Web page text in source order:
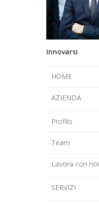
Innovarsi
HOME
AZIENDA
Profilo
Team
Lavora con noi
SERVIZI